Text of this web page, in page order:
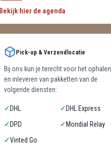
Bekijk hier de agenda
Pick-up & Verzendlocatie
Bij ons kun je terecht voor het ophalen
en inleveren van pakketten van de
volgende diensten:
✓ DHL ✓ DHL Express
✓ DPD ✓ Mondial Relay
✓Vinted Go